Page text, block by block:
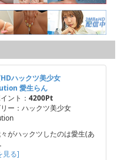
ハックツ美少女
愛生らん
ント： 4200Pt
ー：ハックツ美少女
がハックツしたのは愛生(あ
見る]